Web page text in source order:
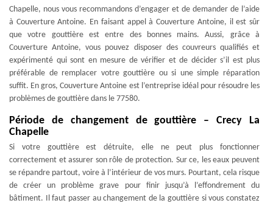
Chapelle, nous vous recommandons d’engager et de demander de l’aide
à Couverture Antoine. En faisant appel à Couverture Antoine, il est sûr
que votre gouttière est entre des bonnes mains. Aussi, grâce à
Couverture Antoine, vous pouvez disposer des couvreurs qualifiés et
expérimenté qui sont en mesure de vérifier et de décider s’il est plus
préférable de remplacer votre gouttière ou si une simple réparation
suffit. En gros, Couverture Antoine est l’entreprise idéal pour résoudre les
problèmes de gouttière dans le 77580.
Période de changement de gouttière – Crecy La
Chapelle
Si votre gouttière est détruite, elle ne peut plus fonctionner
correctement et assurer son rôle de protection. Sur ce, les eaux peuvent
se répandre partout, voire à l’intérieur de vos murs. Pourtant, cela risque
de créer un problème grave pour finir jusqu’à l’effondrement du
bâtiment. Il faut passer au changement de la gouttière si vous constatez